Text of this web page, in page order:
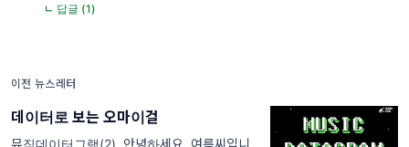
ㄴ 답글 (1)
이전 뉴스레터
데이터로 보는 오마이걸
뮤직데이터그램(2). 안녕하세요, 여름씨입니